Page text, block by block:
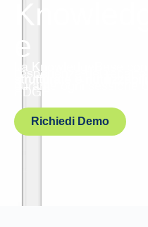
e
La KnowledgeBase
l’esperienza del
strutturate e riutilizzabili
durante ogni sessione
EDGE.
Richiedi Demo